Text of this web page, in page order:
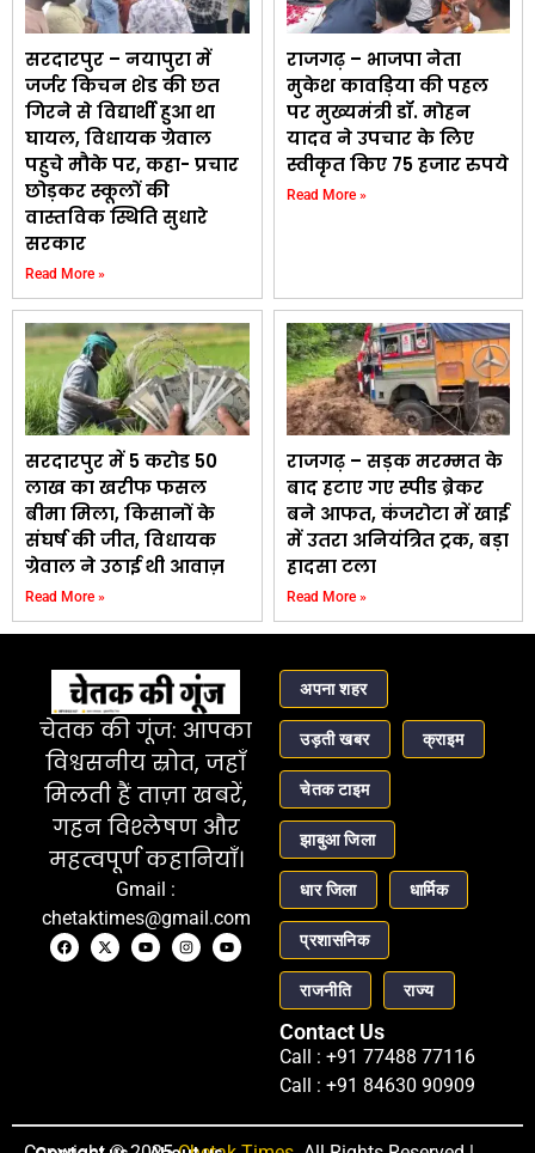
सरदारपुर – नयापुरा में
जर्जर किचन शेड की छत
गिरने से विद्यार्थी हुआ था
घायल, विधायक ग्रेवाल
पहुचे मौके पर, कहा- प्रचार
छोड़कर स्कूलों की
वास्तविक स्थिति सुधारे
सरकार
Read More »
राजगढ़ – भाजपा नेता
मुकेश कावड़िया की पहल
पर मुख्यमंत्री डॉ. मोहन
यादव ने उपचार के लिए
स्वीकृत किए 75 हजार रुपये
Read More »
सरदारपुर में 5 करोड 50
लाख का खरीफ फसल
बीमा मिला, किसानों के
संघर्ष की जीत, विधायक
ग्रेवाल ने उठाई थी आवाज़
Read More »
राजगढ़ – सड़क मरम्मत के
बाद हटाए गए स्पीड ब्रेकर
बने आफत, कंजरोटा में खाई
में उतरा अनियंत्रित ट्रक, बड़ा
हादसा टला
Read More »
चेतक की गूंज: आपका
विश्वसनीय स्रोत, जहाँ
मिलती हैं ताज़ा खबरें,
गहन विश्लेषण और
महत्वपूर्ण कहानियाँ।
Gmail :
chetaktimes@gmail.com
अपना शहर
उड़ती खबर क्राइम
चेतक टाइम
झाबुआ जिला
धार जिला धार्मिक
प्रशासनिक
राजनीति राज्य
Contact Us
Call : +91 77488 77116
Call : +91 84630 90909